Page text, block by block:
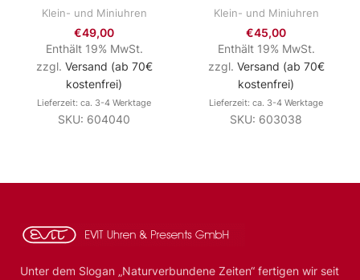
Klein- und Miniuhren
€49,00
Enthält 19% MwSt.
zzgl. Versand (ab 70€
kostenfrei)
Lieferzeit: ca. 3-4 Werktage
SKU: 604040
Klein- und Miniuhren
€45,00
Enthält 19% MwSt.
zzgl. Versand (ab 70€
kostenfrei)
Lieferzeit: ca. 3-4 Werktage
SKU: 603038
Unter dem Slogan „Naturverbundene Zeiten“ fertigen wir seit